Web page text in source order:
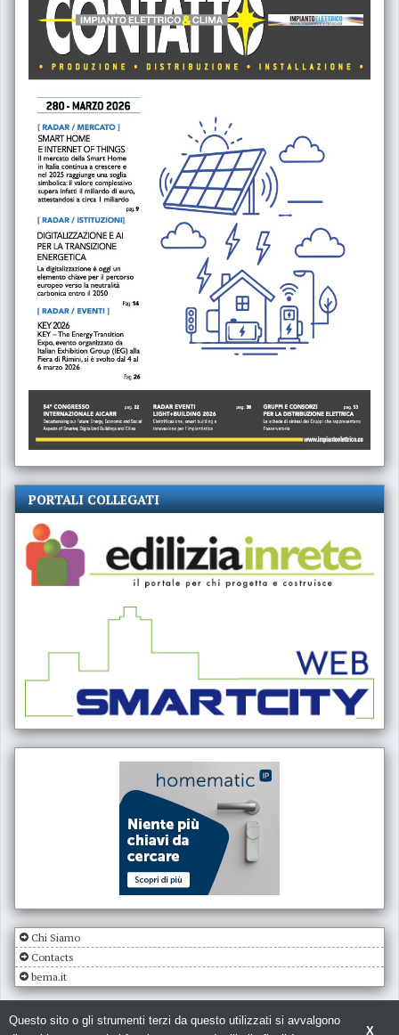
PORTALI COLLEGATI
Chi Siamo
Contacts
bema.it
X
Questo sito o gli strumenti terzi da questo utilizzati si avvalgono